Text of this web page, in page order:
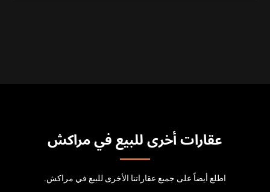
عقارات أخرى للبيع في مراكش
اطلع أيضاً على جميع عقاراتنا الأخرى للبيع في مراكش.